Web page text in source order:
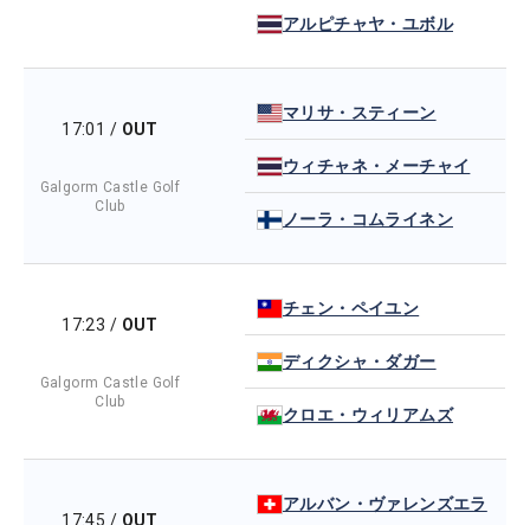
アルピチャヤ・ユボル
17:01 / OUT
Galgorm Castle Golf
Club
マリサ・スティーン
ウィチャネ・メーチャイ
ノーラ・コムライネン
17:23 / OUT
Galgorm Castle Golf
Club
チェン・ペイユン
ディクシャ・ダガー
クロエ・ウィリアムズ
17:45 / OUT
アルバン・ヴァレンズエラ